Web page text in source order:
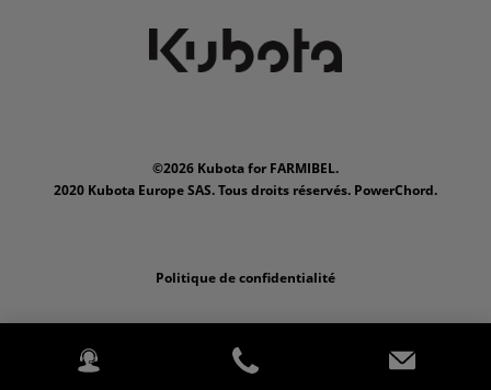
©2026 Kubota for FARMIBEL.
2020 Kubota Europe SAS. Tous droits réservés. PowerChord.
Politique de confidentialité